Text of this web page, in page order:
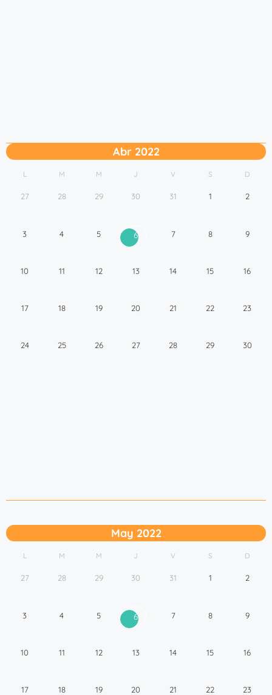
Abr 2022
L M M J V S D
27 28 29 30 31 1 2
3 4 5 6 7 8 9
10 11 12 13 14 15 16
17 18 19 20 21 22 23
24 25 26 27 28 29 30
May 2022
L M M J V S D
27 28 29 30 31 1 2
3 4 5 6 7 8 9
10 11 12 13 14 15 16
17 18 19 20 21 22 23